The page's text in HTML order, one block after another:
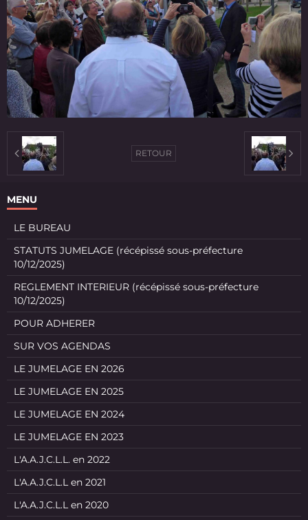
RETOUR
MENU
LE BUREAU
STATUTS JUMELAGE (récépissé sous-préfecture
10/12/2025)
REGLEMENT INTERIEUR (récépissé sous-préfecture
10/12/2025)
POUR ADHERER
SUR VOS AGENDAS
LE JUMELAGE EN 2026
LE JUMELAGE EN 2025
LE JUMELAGE EN 2024
LE JUMELAGE EN 2023
L'A.A.J.C.L.L. en 2022
L'A.A.J.C.L.L en 2021
L'A.A.J.C.L.L en 2020